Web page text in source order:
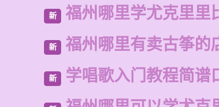
新 福州哪里学尤克里里
新 福州哪里有卖古筝的
新 学唱歌入门教程简谱